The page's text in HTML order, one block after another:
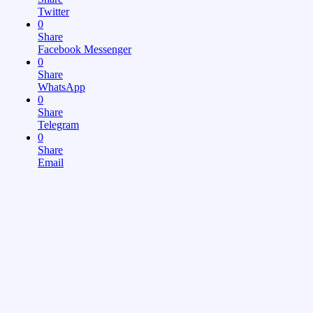
Twitter
0
Share
Facebook Messenger
0
Share
WhatsApp
0
Share
Telegram
0
Share
Email